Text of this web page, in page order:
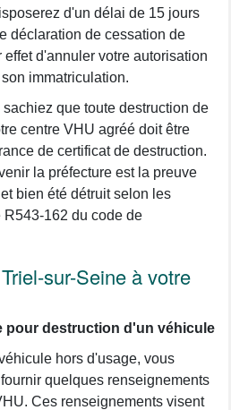
d'un délai de 15 jours
déclaration de cessation de
effet d'annuler votre autorisation
immatriculation.
sachiez que toute destruction de
centre VHU agréé doit être
de certificat de destruction.
la préfecture est la preuve
bien été détruit selon les
162 du code de
sur-Seine à votre
pour destruction d'un véhicule
hors d'usage, vous
quelques renseignements
Ces renseignements visent